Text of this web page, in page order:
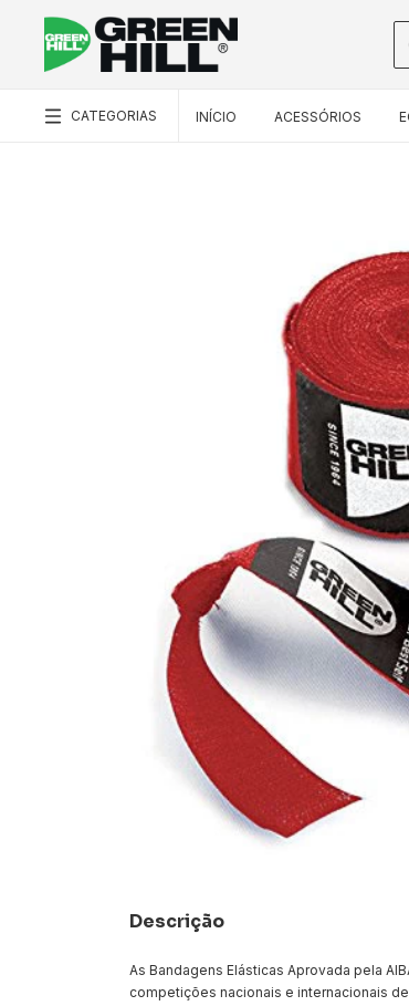
CATEGORIAS INÍCIO ACESSÓRIOS
Descrição
As Bandagens Elásticas Aprovada pela
competições nacionais e internacionais